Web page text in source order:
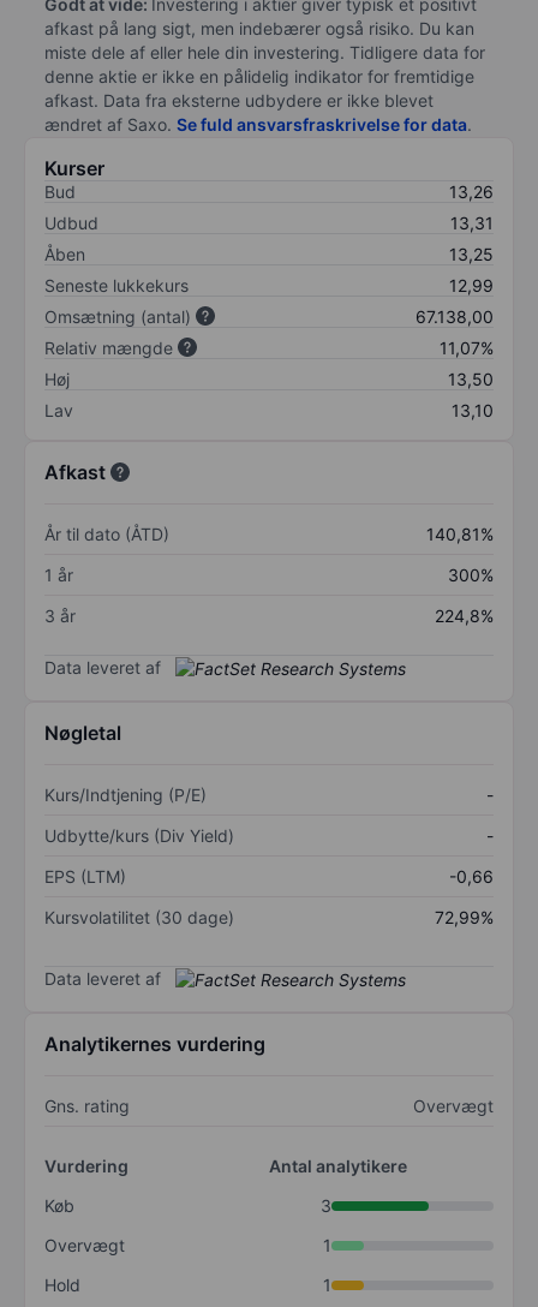
Godt at vide: Investering i aktier giver typisk et positivt
afkast på lang sigt, men indebærer også risiko. Du kan
miste dele af eller hele din investering. Tidligere data for
denne aktie er ikke en pålidelig indikator for fremtidige
afkast. Data fra eksterne udbydere er ikke blevet
ændret af Saxo. Se fuld ansvarsfraskrivelse for data.
Kurser
Bud
13,26
Udbud
13,31
Åben
13,25
Seneste lukkekurs
12,99
Omsætning (antal)
67.138,00
Relativ mængde
11,07%
Høj
13,50
Lav
13,10
Afkast
År til dato (ÅTD)
140,81%
1 år
300%
3 år
224,8%
Data leveret af
Nøgletal
Kurs/Indtjening (P/E)
-
Udbytte/kurs (Div Yield)
-
EPS (LTM)
-0,66
Kursvolatilitet (30 dage)
72,99%
Data leveret af
Analytikernes vurdering
Gns. rating Overvægt
Vurdering
Antal analytikere
Køb
3
Overvægt
1
Hold
1